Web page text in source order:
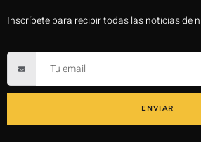
Inscríbete para recibir todas las noticias de
ENVIAR